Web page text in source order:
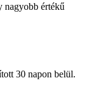
nagyobb értékű
30 napon belül.